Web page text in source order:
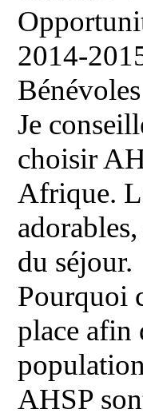
2014-
Je
choisir
Afrique.
du séjour.
Pourquoi
place afin
AHSP